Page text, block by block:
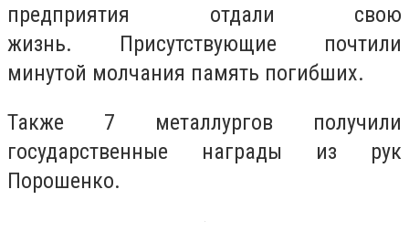
предприятия отдали свою
жизнь. Присутствующие почтили
минутой молчания память погибших.
Также 7 металлургов получили
государственные награды из рук
Порошенко.